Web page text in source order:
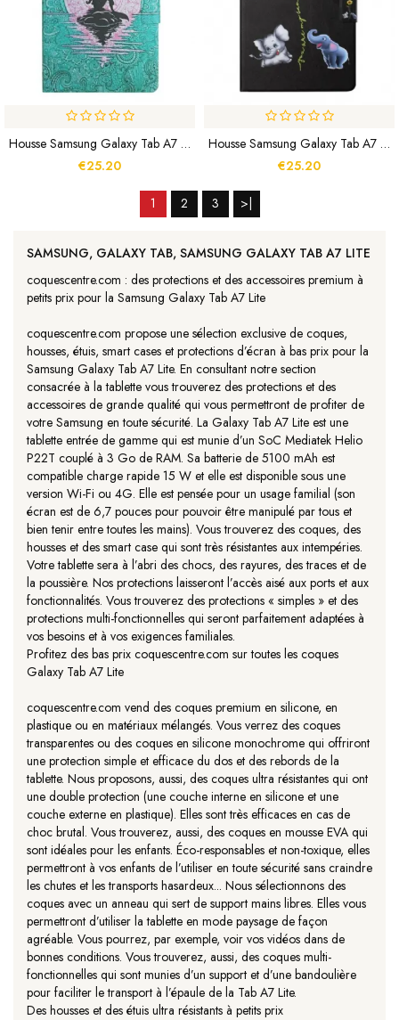
Housse Samsung Galaxy Tab A7 Lite Sirène Mandala
€25.20
Housse Samsung Galaxy Tab A7 Lite Éléphants Tournesol
€25.20
1 2 3 >|
SAMSUNG, GALAXY TAB, SAMSUNG GALAXY TAB A7 LITE
coquescentre.com : des protections et des accessoires premium à
petits prix pour la Samsung Galaxy Tab A7 Lite
coquescentre.com propose une sélection exclusive de coques,
housses, étuis, smart cases et protections d’écran à bas prix pour la
Samsung Galaxy Tab A7 Lite. En consultant notre section
consacrée à la tablette vous trouverez des protections et des
accessoires de grande qualité qui vous permettront de profiter de
votre Samsung en toute sécurité. La Galaxy Tab A7 Lite est une
tablette entrée de gamme qui est munie d’un SoC Mediatek Helio
P22T couplé à 3 Go de RAM. Sa batterie de 5100 mAh est
compatible charge rapide 15 W et elle est disponible sous une
version Wi-Fi ou 4G. Elle est pensée pour un usage familial (son
écran est de 6,7 pouces pour pouvoir être manipulé par tous et
bien tenir entre toutes les mains). Vous trouverez des coques, des
housses et des smart case qui sont très résistantes aux intempéries.
Votre tablette sera à l’abri des chocs, des rayures, des traces et de
la poussière. Nos protections laisseront l’accès aisé aux ports et aux
fonctionnalités. Vous trouverez des protections « simples » et des
protections multi-fonctionnelles qui seront parfaitement adaptées à
vos besoins et à vos exigences familiales.
Profitez des bas prix coquescentre.com sur toutes les coques
Galaxy Tab A7 Lite
coquescentre.com vend des coques premium en silicone, en
plastique ou en matériaux mélangés. Vous verrez des coques
transparentes ou des coques en silicone monochrome qui offriront
une protection simple et efficace du dos et des rebords de la
tablette. Nous proposons, aussi, des coques ultra résistantes qui ont
une double protection (une couche interne en silicone et une
couche externe en plastique). Elles sont très efficaces en cas de
choc brutal. Vous trouverez, aussi, des coques en mousse EVA qui
sont idéales pour les enfants. Éco-responsables et non-toxique, elles
permettront à vos enfants de l’utiliser en toute sécurité sans craindre
les chutes et les transports hasardeux... Nous sélectionnons des
coques avec un anneau qui sert de support mains libres. Elles vous
permettront d’utiliser la tablette en mode paysage de façon
agréable. Vous pourrez, par exemple, voir vos vidéos dans de
bonnes conditions. Vous trouverez, aussi, des coques multi-
fonctionnelles qui sont munies d’un support et d’une bandoulière
pour faciliter le transport à l’épaule de la Tab A7 Lite.
Des housses et des étuis ultra résistants à petits prix